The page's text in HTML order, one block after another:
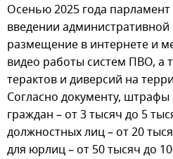
Осенью 2025 года
введении административной
размещение в интернете и
видео работы систем ПВО, а
терактов и диверсий на
Согласно документу, штрафы
граждан – от 3 тысяч до 5
должностных лиц – от 20
для юрлиц – от 50 тысяч до